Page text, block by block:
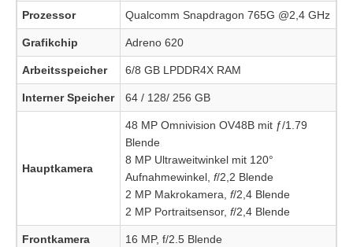
Prozessor Qualcomm Snapdragon 765G @2,4 GHz
Grafikchip Adreno 620
Arbeitsspeicher 6/8 GB LPDDR4X RAM
Interner Speicher 64 / 128/ 256 GB
Hauptkamera
48 MP Omnivision OV48B mit ƒ/1.79
Blende
8 MP Ultraweitwinkel mit 120°
Aufnahmewinkel, f/2,2 Blende
2 MP Makrokamera, f/2,4 Blende
2 MP Portraitsensor, f/2,4 Blende
Frontkamera 16 MP, f/2.5 Blende